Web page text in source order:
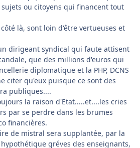
ou citoyens qui financent tout
là, sont loin d'être vertueuses et
dirigeant syndical qui faute attisent
que des millions d'euros qui
diplomatique et la PHP, DCNS
citer qu'eux puisque ce sont des
publiques....
la raison d'Etat.....et....les cries
par se perdre dans les brumes
financières.
de mistral sera supplantée, par la
gréves des enseignants,